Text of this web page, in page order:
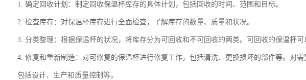
1. 确定回收计划：制定回收保温杯库存的具体计划，包括回收的时间、范围和目标。
2. 检查库存：对保温杯库存进行全面检查，了解库存的数量、质量和状况。
3. 分类整理：根据保温杯的状况，将库存分为可回收和不可回收的两类。可回收的保温杯可
4. 修复和重新制造：对可修复的保温杯进行修复工作，包括清洗、更换损坏的部件等。对需
包括设计、生产和质量控制等。